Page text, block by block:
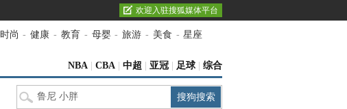
欢迎入驻搜狐媒体平台
时尚 - 健康 - 教育 - 母婴 - 旅游 - 美食 - 星座
NBA CBA 中超 亚冠 足球 综合